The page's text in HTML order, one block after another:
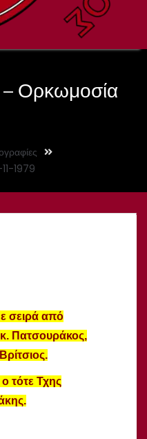
Ορκωμοσία
1979
σειρά από
Πατσουράκος,
τότε Τχης